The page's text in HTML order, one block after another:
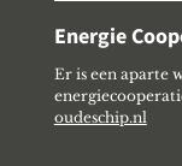
Energie
Er is een aparte
oudeschip.nl